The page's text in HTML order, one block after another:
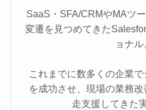
SaaS・SFA/CRMやMAツ
変遷を見つめてきた
ョナル
これまでに数多くの企業
を成功させ、現場の業務
走支援してきた